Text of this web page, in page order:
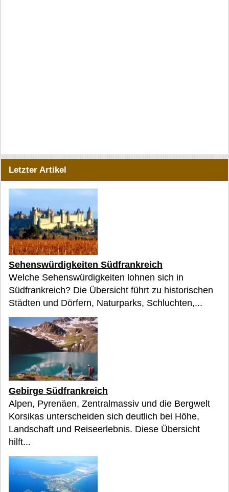
Letzter Artikel
Sehenswürdigkeiten Südfrankreich
Welche Sehenswürdigkeiten lohnen sich in
Südfrankreich? Die Übersicht führt zu historischen
Städten und Dörfern, Naturparks, Schluchten,...
Gebirge Südfrankreich
Alpen, Pyrenäen, Zentralmassiv und die Bergwelt
Korsikas unterscheiden sich deutlich bei Höhe,
Landschaft und Reiseerlebnis. Diese Übersicht
hilft...